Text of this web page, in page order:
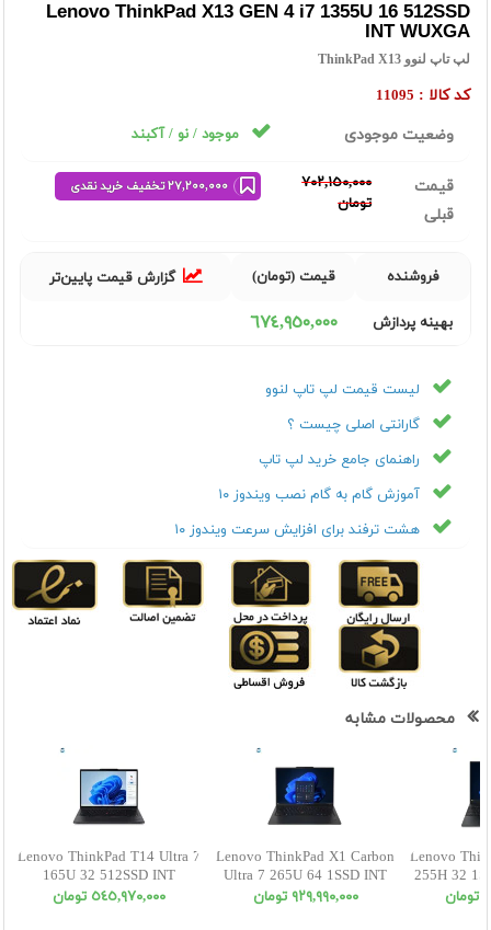
Lenovo ThinkPad X13 GEN 4 i7 1355U 16 512SSD
INT WUXGA
لپ تاپ لنوو ThinkPad X13
کد کالا : 11095
وضعیت موجودی موجود / نو / آکبند
قیمت
قبلی
٧٠٢,١٥٠,٠٠٠
تومان
فروشنده قیمت (تومان) گزارش قیمت پایین‌تر
بهینه پردازش ٦٧٤,٩٥٠,٠٠٠
لیست قیمت لپ تاپ لنوو
گارانتی اصلی چیست ؟
راهنمای جامع خرید لپ تاپ
آموزش گام به گام نصب ویندوز ۱۰
هشت ترفند برای افزایش سرعت ویندوز ۱۰
محصولات مشابه
Lenovo ThinkPad T14 Ultra 7
165U 32 512SSD INT
WUXGA Touch
٥٤٥,٩٧٠,٠٠٠ تومان
Lenovo ThinkPad X1 Carbon
Ultra 7 265U 64 1SSD INT
WUXGA
٩٢٩,٩٩٠,٠٠٠ تومان
Lenovo
255H 32